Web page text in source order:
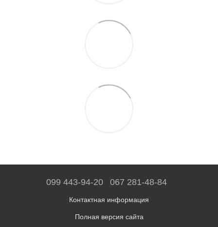
099 443-94-20 067 281-48-84
Контактная информация
Полная версия сайта